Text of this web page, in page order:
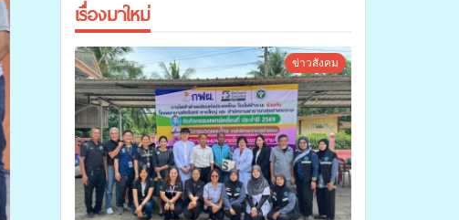
เรื่องมาใหม่
ข่าวสังคม